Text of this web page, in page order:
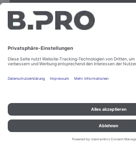
Impressum und Datenschutz
© B.PRO Catering